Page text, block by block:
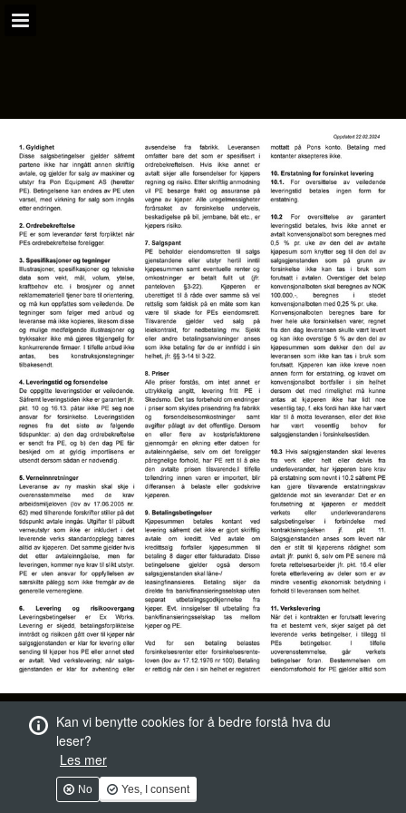
Kan vi benytte cookies for å bedre forstå hva du
leser?
Les mer
No Yes, I consent
Last ned PDF
Søk
Se personvernregler
Rapporter publikasjon